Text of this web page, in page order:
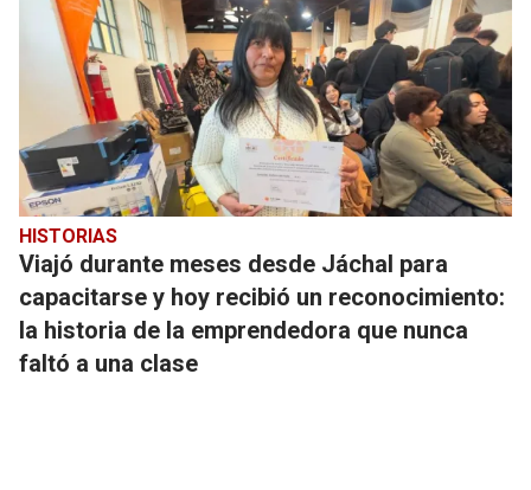
HISTORIAS
Viajó durante meses desde Jáchal para
capacitarse y hoy recibió un reconocimiento:
la historia de la emprendedora que nunca
faltó a una clase